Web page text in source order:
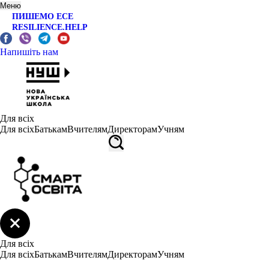
Меню
ПИШЕМО ЕСЕ
RESILIENCE.HELP
Напишіть нам
Для всіх
Для всіхБатькамВчителямДиректорамУчням
Для всіх
Для всіхБатькамВчителямДиректорамУчням